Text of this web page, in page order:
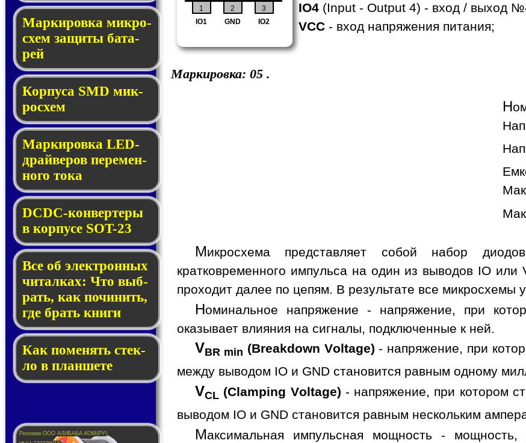
Мар­ки­ров­ка мик­ро­
схем за­щи­ты ба­та­
рей
Корпуса SMD мик­
ро­схем
Маркировка LED-
драй­ве­ров пе­ре­мен­
но­го то­ка
DCDC-кон­вер­те­ры
в кор­пу­се SOT-23
Все об элек­трон­ных
чи­тал­ках: Что выб­
рать, как по­чи­нить,
где брать кни­ги
Как по­ме­нять стек­
ло в планшете
1 2 3
IO1 GND IO2
IO4 (Input - Output 4) - вход / выход
VCC - вход напряжения питания;
Маркировка: 05 .
Н
Микросхема представляет собой набор
кратковременного импульса на один из выводов IO или
проходит далее по цепям. В результате все микросхемы
Номинальное напряжение - напряжение, при
оказывает влияния на сигналы, подключенные к ней.
VBR min (Breakdown Voltage) - напряжение, при
между выводом IO и GND становится равным одному
VCL (Clamping Voltage) - напряжение, при котором
выводом IO и GND становится равным нескольким
Максимальная импульсная мощность -